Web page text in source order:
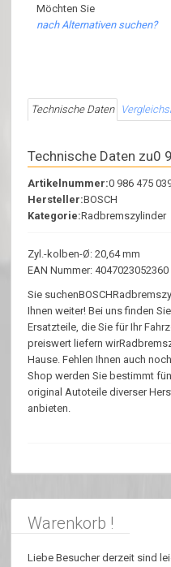
Möchten Sie
nach Alternativen suchen?
Technische Daten
Technische Daten zu0
Artikelnummer:0 986 475
Hersteller:BOSCH
Kategorie:Radbremszylinder
Zyl.-kolben-Ø: 20,64 mm
EAN Nummer: 4047023052360
Sie
Ihnen weiter! Bei uns finden
Ersatzteile, die Sie für Ihr
preiswert liefern
Hause. Fehlen Ihnen auch
Shop werden Sie bestimmt
original Autoteile diverser
anbieten.
Warenkorb !
Liebe Besucher derzeit sind